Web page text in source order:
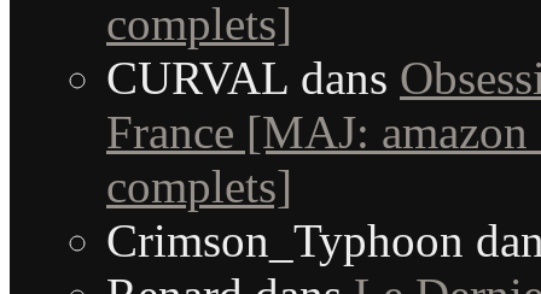
complets]
CURVAL dans
France [MAJ:
complets]
Crimson_Typhoon